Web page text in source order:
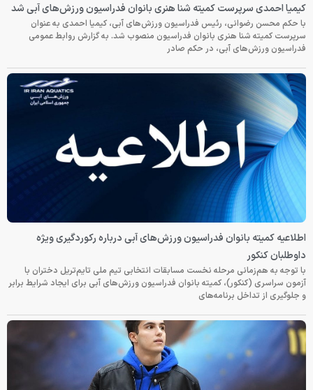
کیمیا احمدی سرپرست کمیته شنا هنری بانوان فدراسیون ورزش‌های آبی شد
با حکم محسن رضوانی، رئیس فدراسیون ورزش‌های آبی، کیمیا احمدی به عنوان
سرپرست کمیته شنا هنری بانوان فدراسیون منصوب شد. به گزارش روابط عمومی
فدراسیون ورزش‌های آبی، در حکم صادر
اطلاعیه کمیته بانوان فدراسیون ورزش‌های آبی درباره رکوردگیری ویژه
داوطلبان کنکور
با توجه به هم‌زمانی مرحله نخست مسابقات انتخابی تیم ملی تایم‌تریل دختران با
آزمون سراسری (کنکور)، کمیته بانوان فدراسیون ورزش‌های آبی برای ایجاد شرایط برابر
و جلوگیری از تداخل برنامه‌های